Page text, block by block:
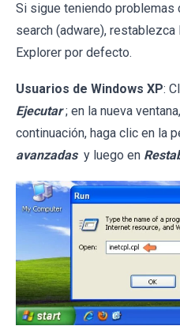
Si sigue teniendo problemas
search (adware),
Explorer por defecto.
Usuarios de Windows XP:
Ejecutar ; en la nueva
continuación, haga clic en la
avanzadas y luego en